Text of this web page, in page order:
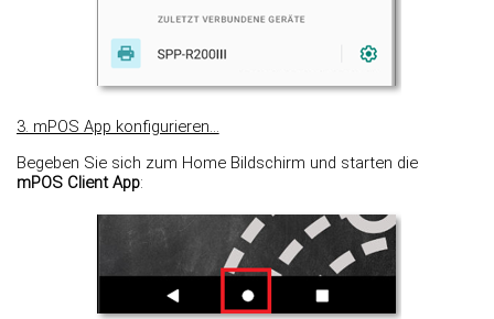
3. mPOS App konfigurieren...
Begeben Sie sich zum Home Bildschirm und starten die
mPOS Client App: